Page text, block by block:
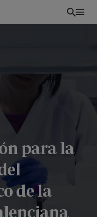
para la
de la